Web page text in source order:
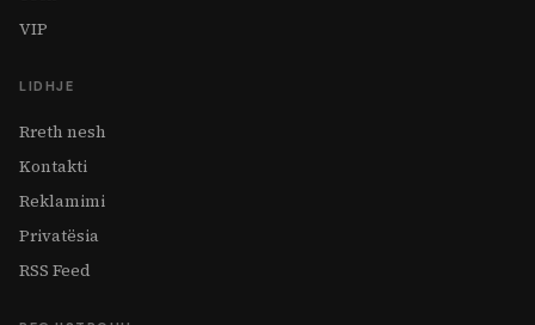
VIP
LIDHJE
Rreth nesh
Kontakti
Reklamimi
Privatësia
RSS Feed